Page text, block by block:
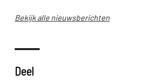
Bekijk alle nieuwsberichten
Deel